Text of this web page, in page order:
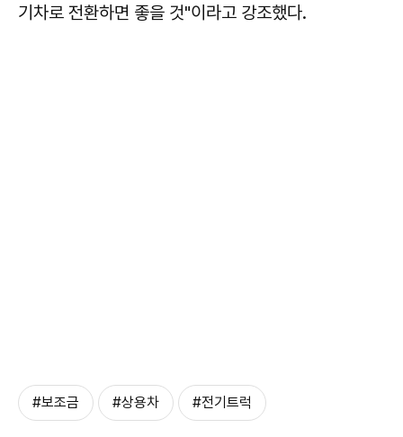
기차로 전환하면 좋을 것"이라고 강조했다.
#보조금 #상용차 #전기트럭